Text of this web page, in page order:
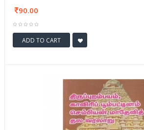
90.00
ADD TO CART